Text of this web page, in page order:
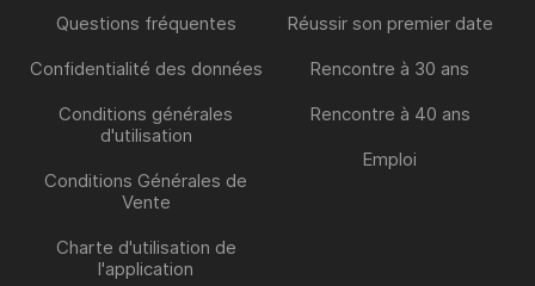
Questions fréquentes
Confidentialité des données
Conditions générales
d'utilisation
Conditions Générales de
Vente
Charte d'utilisation de
l'application
Réussir son premier date
Rencontre à 30 ans
Rencontre à 40 ans
Emploi